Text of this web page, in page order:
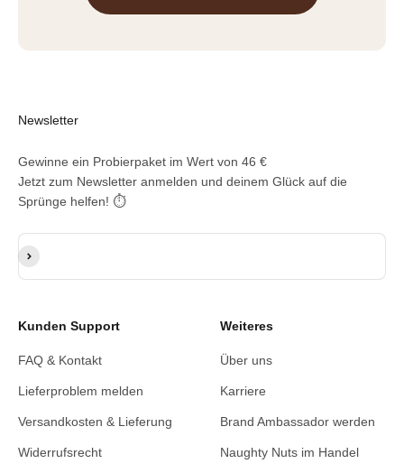
Newsletter
Gewinne ein Probierpaket im Wert von 46 €
Jetzt zum Newsletter anmelden und deinem Glück auf die
Sprünge helfen! ⏱️
E-Mail-Adresse
Abonnieren
Kunden Support
FAQ & Kontakt
Lieferproblem melden
Versandkosten & Lieferung
Widerrufsrecht
Weiteres
Über uns
Karriere
Brand Ambassador werden
Naughty Nuts im Handel